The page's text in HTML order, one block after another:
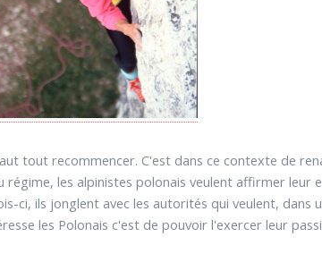
tout recommencer. C'est dans ce contexte de
les alpinistes polonais veulent affirmer leur
ci, ils jonglent avec les autorités qui veulent, dans
les Polonais c'est de pouvoir l'exercer leur